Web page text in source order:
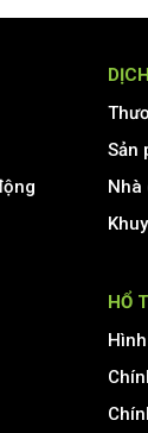
Sản
Nhà
HỔ